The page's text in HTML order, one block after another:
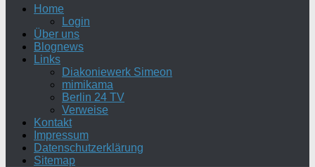
Home
Login
Über uns
Blognews
Links
Diakoniewerk Simeon
mimikama
Berlin 24 TV
Verweise
Kontakt
Impressum
Datenschutzerklärung
Sitemap